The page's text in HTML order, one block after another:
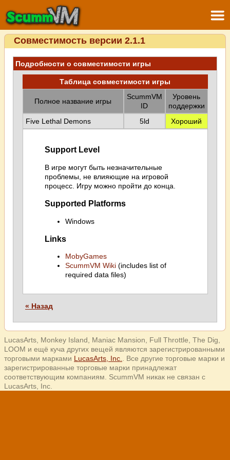
Совместимость версии 2.1.1
Подробности о совместимости игры
Таблица совместимости игры
Полное название игры
ScummVM
ID
Уровень
поддержки
Five Lethal Demons
5ld Хороший
Support Level
В игре могут быть незначительные
проблемы, не влияющие на игровой
процесс. Игру можно пройти до конца.
Supported Platforms
Windows
Links
MobyGames
ScummVM Wiki(includes list of
required data files)
« Назад
LucasArts, Monkey Island, Maniac Mansion, Full Throttle, The Dig,
LOOM и ещё куча других вещей являются зарегистрированными
торговыми марками LucasArts, Inc.
. Все другие торговые марки и
зарегистрированные торговые марки принадлежат
соответствующим компаниям. ScummVM никак не связан с
LucasArts, Inc.